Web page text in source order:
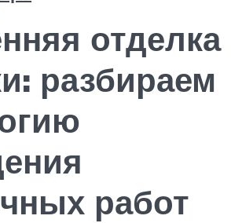
отделка
разбираем
работ